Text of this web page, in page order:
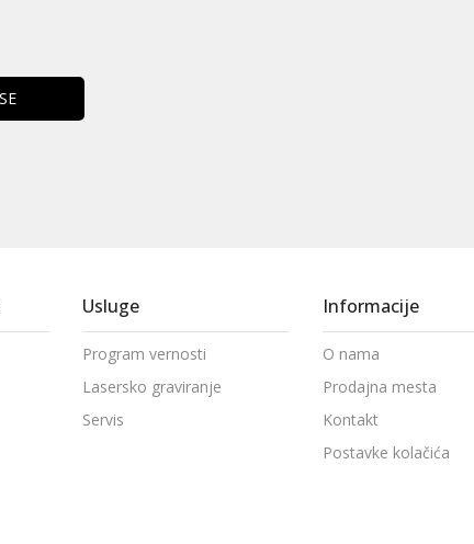
Usluge
Program vernosti
Lasersko graviranje
Servis
Informacije
O nama
Prodajna mesta
Kontakt
Postavke kolačića